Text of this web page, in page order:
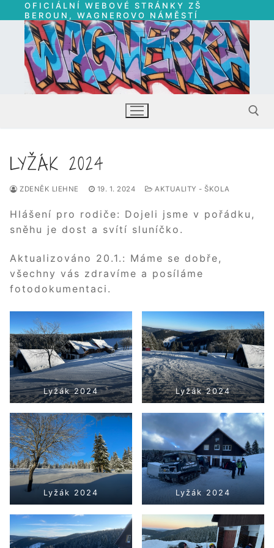
Přeskočit
na
obsah
OFICIÁLNÍ WEBOVÉ STRÁNKY ZŠ
BEROUN, WAGNEROVO NÁMĚSTÍ
LYŽÁK 2024
ZDENĚK LIEHNE 19. 1. 2024 AKTUALITY - ŠKOLA
Hlášení pro rodiče: Dojeli jsme v pořádku,
sněhu je dost a svítí sluníčko.
Aktualizováno 20.1.: Máme se dobře,
všechny vás zdravíme a posíláme
fotodokumentaci.
Lyžák 2024 Lyžák 2024
Lyžák 2024 Lyžák 2024